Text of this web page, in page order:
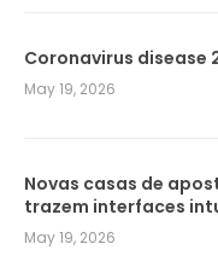
Coronavirus disease
May 19, 2026
Novas casas de
trazem interfaces
facilitam a
jogadores
May 19, 2026